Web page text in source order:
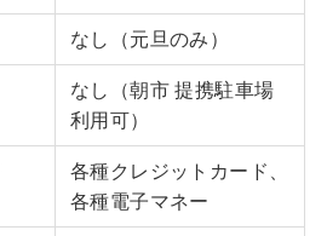
なし（元旦のみ）
なし（朝市 提携駐車場
利用可）
各種クレジットカード、
各種電子マネー